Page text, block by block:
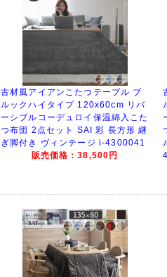
古材風アイアンこたつテーブル ブ
ルックハイタイプ 120x60cm リバ
ーシブルコーデュロイ保温綿入こた
つ布団 2点セット SAI 彩 長方形 継
ぎ脚付き ヴィンテージ i-4300041
販売価格：38,500円